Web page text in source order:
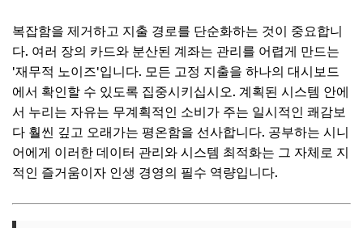
복잡함을 제거하고 지출 경로를 단순화하는 것이 중요합니
다. 여러 장의 카드와 분산된 계좌는 관리를 어렵게 만드는
'재무적 노이즈'입니다. 모든 고정 지출을 하나의 대시보드
에서 확인할 수 있도록 집중시키십시오. 계획된 시스템 안에
서 누리는 자유는 무계획적인 소비가 주는 일시적인 쾌감보
다 훨씬 깊고 오래가는 평온함을 선사합니다. 공부하는 시니
어에게 이러한 데이터 관리와 시스템 최적화는 그 자체로 지
적인 즐거움이자 인생 경영의 필수 역량입니다.